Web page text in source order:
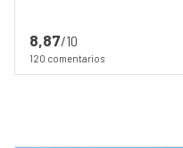
8,87/10
120 comentarios